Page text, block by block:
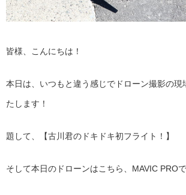
皆様、こんにちは！
本日は、いつもと違う感じでドローン撮影の現
たします！
題して、【古川君のドキドキ初フライト！】
そして本日のドローンはこちら、MAVIC PROで